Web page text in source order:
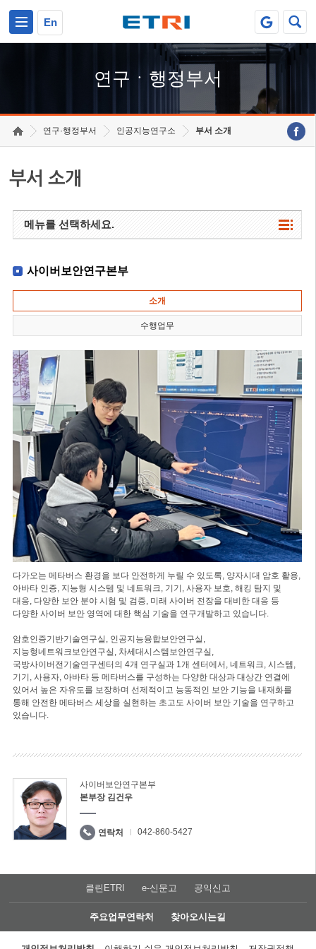
En
연구ㆍ행정부서
연구·행정부서 인공지능연구소 부서 소개
부서 소개
메뉴를 선택하세요.
사이버보안연구본부
소개
수행업무
다가오는 메타버스 환경을 보다 안전하게 누릴 수 있도록, 양자시대 암호 활용,
아바타 인증, 지능형 시스템 및 네트워크, 기기, 사용자 보호, 해킹 탐지 및
대응, 다양한 보안 분야 시험 및 검증, 미래 사이버 전장을 대비한 대응 등
다양한 사이버 보안 영역에 대한 핵심 기술을 연구개발하고 있습니다.
암호인증기반기술연구실, 인공지능융합보안연구실,
지능형네트워크보안연구실, 차세대시스템보안연구실,
국방사이버전기술연구센터의 4개 연구실과 1개 센터에서, 네트워크, 시스템,
기기, 사용자, 아바타 등 메타버스를 구성하는 다양한 대상과 대상간 연결에
있어서 높은 자유도를 보장하며 선제적이고 능동적인 보안 기능을 내재화를
통해 안전한 메타버스 세상을 실현하는 초고도 사이버 보안 기술을 연구하고
있습니다.
사이버보안연구본부
본부장 김건우
연락처 042-860-5427
클린ETRI e-신문고 공익신고
주요업무연락처 찾아오시는길